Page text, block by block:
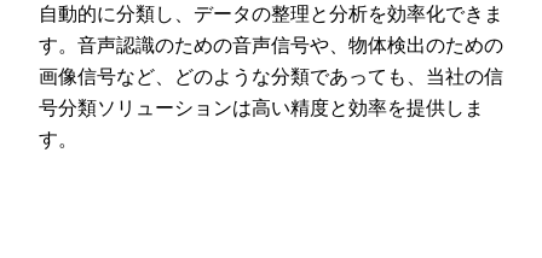
自動的に分類し、データの整理と分析を効率化できま
す。音声認識のための音声信号や、物体検出のための
画像信号など、どのような分類であっても、当社の信
号分類ソリューションは高い精度と効率を提供しま
す。